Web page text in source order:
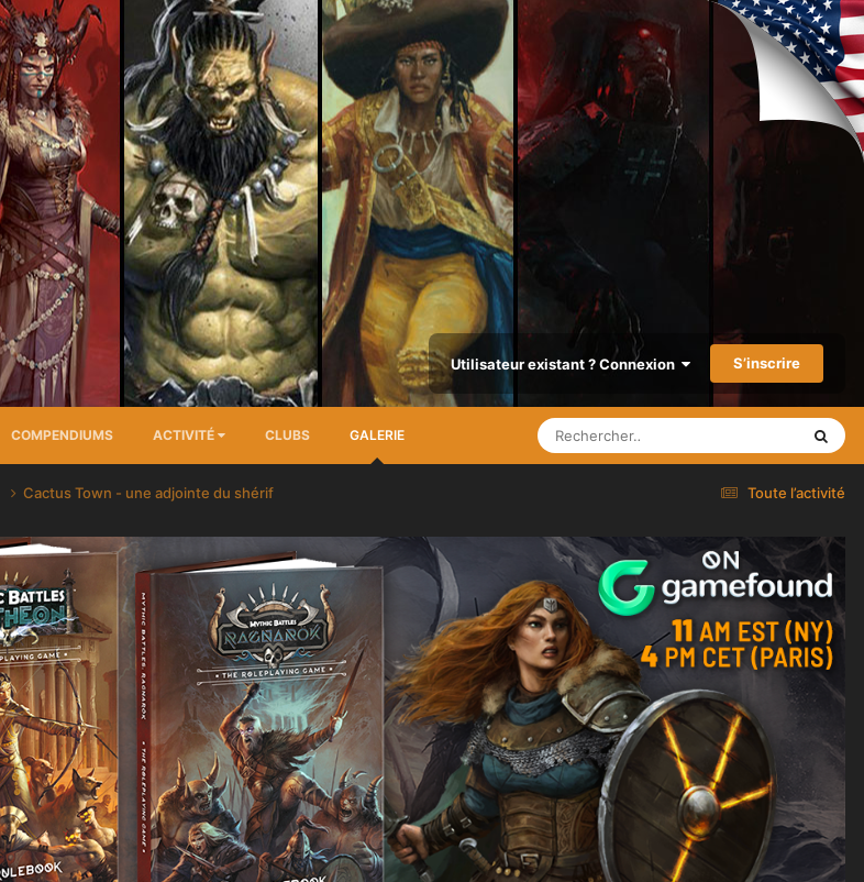
Utilisateur existant ? Connexion S’inscrire
COMPENDIUMS ACTIVITÉ CLUBS GALERIE
Toute l’activité
Cactus Town - une adjointe du shérif